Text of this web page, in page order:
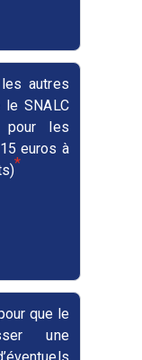
autres
SNALC
pour les
euros à
*
que le
une